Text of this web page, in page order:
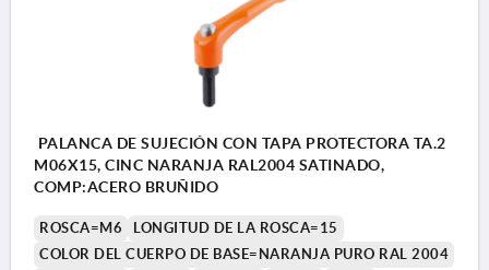
PALANCA DE SUJECIÓN CON TAPA PROTECTORA TA.2
M06X15, CINC NARANJA RAL2004 SATINADO,
COMP:ACERO BRUÑIDO
ROSCA=M6
LONGITUD DE LA ROSCA=15
COLOR DEL CUERPO DE BASE=NARANJA PURO RAL 2004